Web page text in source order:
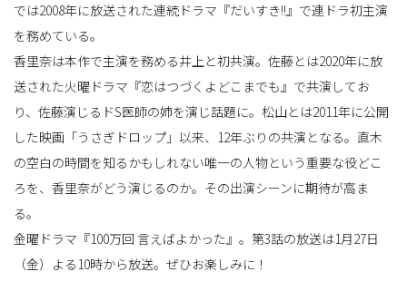
では2008年に放送された連続ドラマ『だいすき!!』で連ドラ初主演
を務めている。
香里奈は本作で主演を務める井上と初共演。佐藤とは2020年に放
送された火曜ドラマ『恋はつづくよどこまでも』で共演してお
り、佐藤演じるドS医師の姉を演じ話題に。松山とは2011年に公開
した映画「うさぎドロップ」以来、12年ぶりの共演となる。直木
の空白の時間を知るかもしれない唯一の人物という重要な役どこ
ろを、香里奈がどう演じるのか。その出演シーンに期待が高ま
る。
金曜ドラマ『100万回 言えばよかった』。第3話の放送は1月27日
（金）よる10時から放送。ぜひお楽しみに！